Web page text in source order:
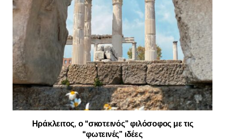
Ηράκλειτος, ο “σκοτεινός” φιλόσοφος με τις
“φωτεινές” ιδέες